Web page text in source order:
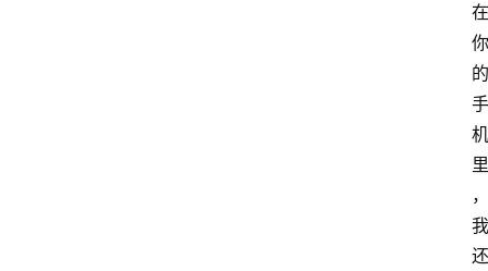
在
你
的
手
机
里
，
我
还